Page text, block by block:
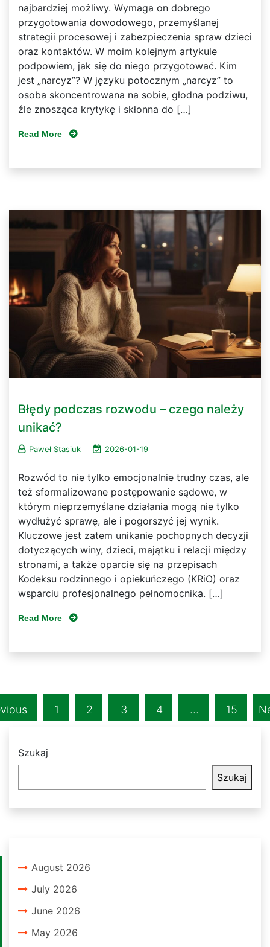
najbardziej możliwy. Wymaga on dobrego
przygotowania dowodowego, przemyślanej
strategii procesowej i zabezpieczenia spraw dzieci
oraz kontaktów. W moim kolejnym artykule
podpowiem, jak się do niego przygotować. Kim
jest „narcyz”? W języku potocznym „narcyz” to
osoba skoncentrowana na sobie, głodna podziwu,
źle znosząca krytykę i skłonna do […]
Read More
Błędy podczas rozwodu – czego należy
unikać?
Paweł Stasiuk 2026-01-19
Rozwód to nie tylko emocjonalnie trudny czas, ale
też sformalizowane postępowanie sądowe, w
którym nieprzemyślane działania mogą nie tylko
wydłużyć sprawę, ale i pogorszyć jej wynik.
Kluczowe jest zatem unikanie pochopnych decyzji
dotyczących winy, dzieci, majątku i relacji między
stronami, a także oparcie się na przepisach
Kodeksu rodzinnego i opiekuńczego (KRiO) oraz
wsparciu profesjonalnego pełnomocnika. […]
Read More
1 2 3 4 … 15
Szukaj
Szukaj
August 2026
July 2026
June 2026
May 2026